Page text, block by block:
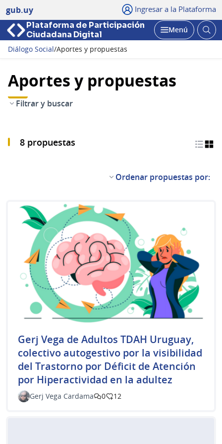
gub.uy Ingresar a la Plataforma
Plataforma de Participación
Ciudadana Digital
Abrir
Menú
Diálogo Social/Aportes y propuestas
Aportes y propuestas
Filtrar y buscar
8 propuestas
Ordenar propuestas por:
Gerj Vega de Adultos TDAH Uruguay,
colectivo autogestivo por la visibilidad
del Trastorno por Déficit de Atención
por Hiperactividad en la adultez
Gerj Vega Cardama 0 12